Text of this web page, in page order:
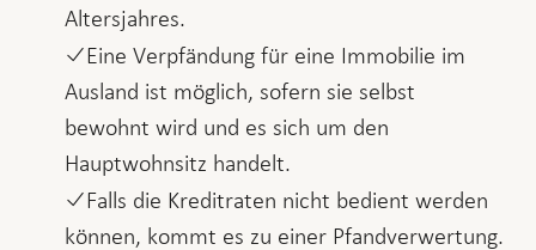
Altersjahres.
Eine Verpfändung für eine Immobilie im
Ausland ist möglich, sofern sie selbst
bewohnt wird und es sich um den
Hauptwohnsitz handelt.
Falls die Kreditraten nicht bedient werden
können, kommt es zu einer Pfandverwertung.